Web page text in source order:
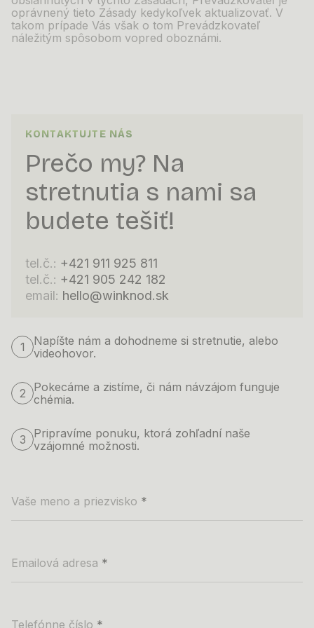
oprávnený tieto Zásady kedykoľvek aktualizovať. V
takom prípade Vás však o tom Prevádzkovateľ
náležitým spôsobom vopred oboznámi.
KONTAKTUJTE NÁS
Prečo my? Na
stretnutia s nami sa
budete tešiť!
tel.č.: +421 911 925 811
tel.č.: +421 905 242 182
email: hello@winknod.sk
1
Napíšte nám a dohodneme si stretnutie, alebo
videohovor.
2
Pokecáme a zistíme, či nám návzájom funguje
chémia.
3
Pripravíme ponuku, ktorá zohľadní naše
vzájomné možnosti.
Vaše meno a priezvisko *
Emailová adresa *
Telefónne číslo *